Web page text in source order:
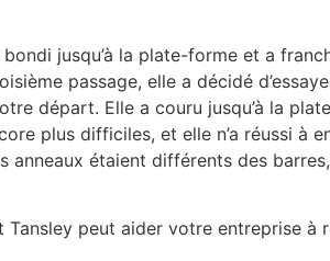
jusqu’à la plate-forme et a
passage, elle a décidé
départ. Elle a couru jusqu’à la
plus difficiles, et elle n’a réussi
étaient différents des
peut aider votre entreprise